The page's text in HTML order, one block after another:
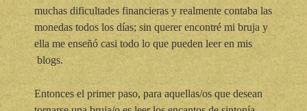
muchas dificultades financieras y realmente contaba las
monedas todos los días; sin querer encontré mi bruja y
ella me enseñó casi todo lo que pueden leer en mis
blogs.
Entonces el primer paso, para aquellas/os que desean